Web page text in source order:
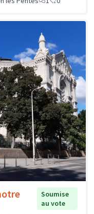
Soumise
au vote